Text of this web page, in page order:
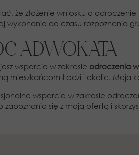
że złożenie wniosku o
wykonania do czasu rozpoznania
ADWOKATA
wsparcia w zakresie odroczenia
mieszkańcom Łodzi i okolic. Moja
wsparcie w zakresie
się z moją ofertą i